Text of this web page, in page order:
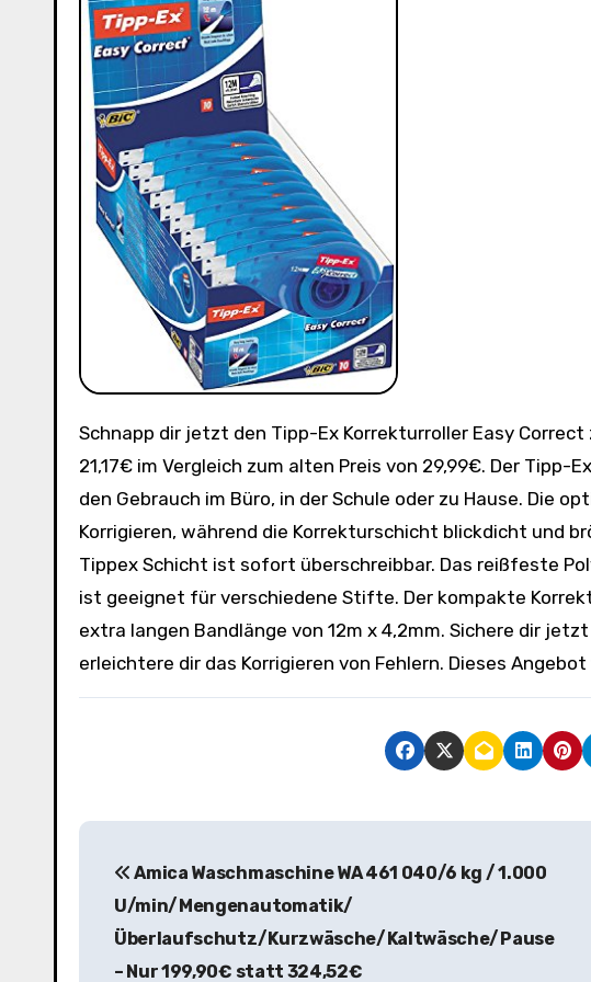
Schnapp dir jetzt den Tipp-Ex Korrekturroller Easy Correct zum unschlagbaren Preis von 8,82€ und spare
21,17€ im Vergleich zum alten Preis von 29,99€. Der
den Gebrauch im Büro, in der Schule oder zu Hause. Die
Korrigieren, während die Korrekturschicht blickdicht und
Tippex Schicht ist sofort überschreibbar. Das reißfeste
ist geeignet für verschiedene Stifte. Der kompakte
extra langen Bandlänge von 12m x 4,2mm. Sichere dir
erleichtere dir das Korrigieren von Fehlern. Dieses
B
Amica Waschmaschine WA 461 040/6 kg / 1.000
U/min/Mengenautomatik/
Überlaufschutz/Kurzwäsche/Kaltwäsche/Pause
– Nur 199,90€ statt 324,52€